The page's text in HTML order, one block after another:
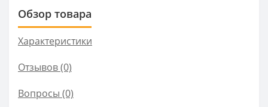
Обзор товара
Характеристики
Отзывов (0)
Вопросы (0)